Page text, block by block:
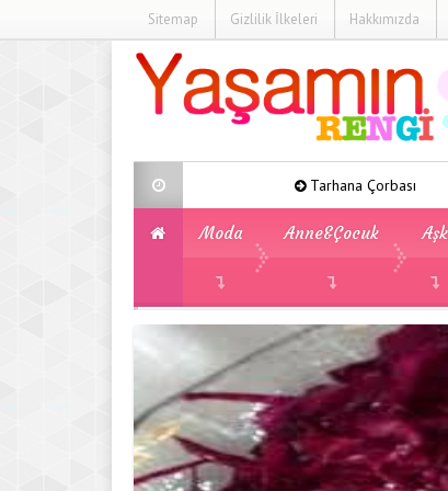
Sitemap Gizlilik İlkeleri Hakkımızda
Tarhana Çorbası Yeşil
Moda Anne&Çocuk Aşk
Yemek Tarifleri Soğuk Tarifler »